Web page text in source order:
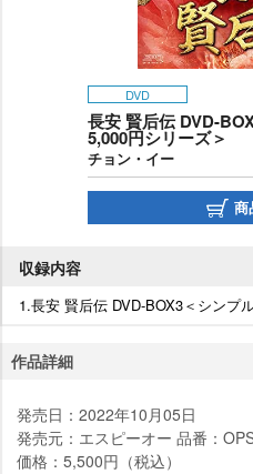
DVD
長安 賢后伝 DVD-
5,000円シリーズ＞
チョン・イー
商
収録内容
1.長安 賢后伝 DVD-BOX3＜シンプ
作品詳細
発売日：2022年10月05日
発売元：エスピーオー 品番：
価格：5,500円（税込）